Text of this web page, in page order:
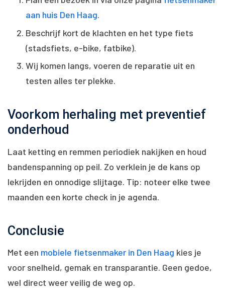
aan huis Den Haag.
Beschrijf kort de klachten en het type fiets
(stadsfiets, e-bike, fatbike).
Wij komen langs, voeren de reparatie uit en
testen alles ter plekke.
Voorkom herhaling met preventief
onderhoud
Laat ketting en remmen periodiek nakijken en houd
bandenspanning op peil. Zo verklein je de kans op
lekrijden en onnodige slijtage. Tip: noteer elke twee
maanden een korte check in je agenda.
Conclusie
Met een mobiele fietsenmaker in Den Haag kies je
voor snelheid, gemak en transparantie. Geen gedoe,
wel direct weer veilig de weg op.